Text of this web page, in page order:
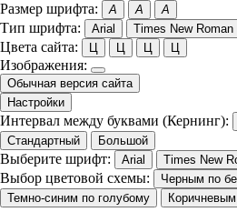
Размер шрифта: A A A
Тип шрифта: Arial Times New Roman
Цвета сайта: Ц Ц Ц Ц
Изображения:
Обычная версия сайта
Настройки
Интервал между буквами (Кернинг):
Стандартный
Большой
Выберите шрифт: Arial Times New
Выбор цветовой схемы: Черным по
Темно-синим по голубому